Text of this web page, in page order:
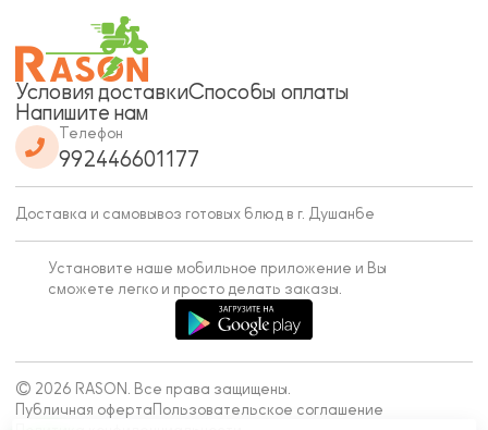
Условия доставкиСпособы оплаты
Напишите нам
Телефон
992446601177
Доставка и самовывоз готовых блюд в г. Душанбе
Установите наше мобильное приложение и Вы
сможете легко и просто делать заказы.
© 2026 RASON. Все права защищены.
Публичная оферта Пользовательское соглашение